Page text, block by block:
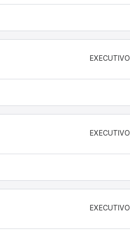
EXECUTIVO
EXECUTIVO
EXECUTIVO